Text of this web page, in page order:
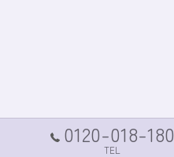
0120-018-180
TEL